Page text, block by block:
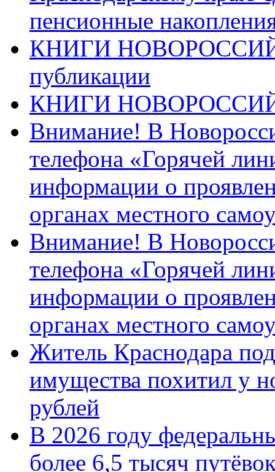
пенсионные
КНИГИ
публикации
КНИГИ
Внимание! В
телефона «Горячей
информации о
органах местного
Внимание! В
телефона «Горячей
информации о
органах местного
Житель Краснодара
имущества похитил у
рублей
В 2026 году
более 6,5 тысяч